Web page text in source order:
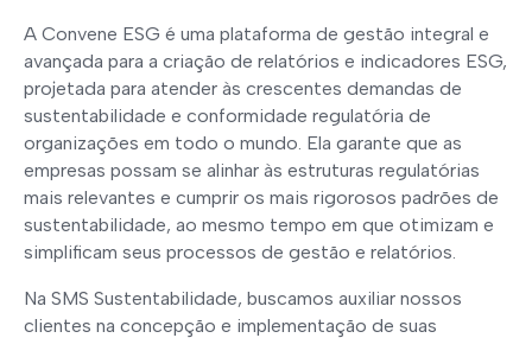
A Convene ESG é uma plataforma de gestão integral e
avançada para a criação de relatórios e indicadores ESG,
projetada para atender às crescentes demandas de
sustentabilidade e conformidade regulatória de
organizações em todo o mundo. Ela garante que as
empresas possam se alinhar às estruturas regulatórias
mais relevantes e cumprir os mais rigorosos padrões de
sustentabilidade, ao mesmo tempo em que otimizam e
simplificam seus processos de gestão e relatórios.
Na SMS Sustentabilidade, buscamos auxiliar nossos
clientes na concepção e implementação de suas